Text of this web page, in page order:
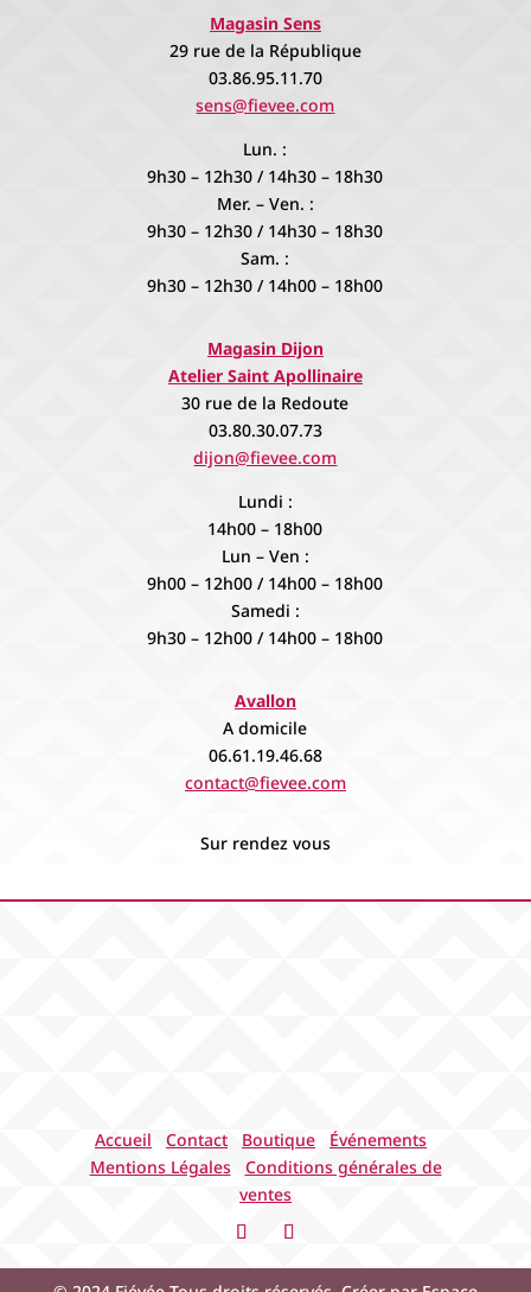
Magasin Sens
29 rue de la République
03.86.95.11.70
sens@fievee.com
Lun. :
9h30 – 12h30 / 14h30 – 18h30
Mer. – Ven. :
9h30 – 12h30 / 14h30 – 18h30
Sam. :
9h30 – 12h30 / 14h00 – 18h00
Magasin Dijon
Atelier Saint Apollinaire
30 rue de la Redoute
03.80.30.07.73
dijon@fievee.com
Lundi :
14h00 – 18h00
Lun – Ven :
9h00 – 12h00 / 14h00 – 18h00
Samedi :
9h30 – 12h00 / 14h00 – 18h00
Avallon
A domicile
06.61.19.46.68
contact@fievee.com
Sur rendez vous
Accueil Contact Boutique
Événements
Mentions Légales
Conditions générales de
ventes